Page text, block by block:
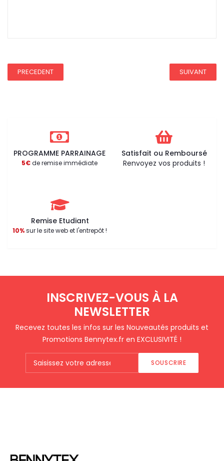
PRECEDENT SUIVANT
PROGRAMME PARRAINAGE
5€de remise immédiate
Satisfait ou Remboursé
Renvoyez vos produits !
Remise Etudiant
10%sur le site web et l'entrepôt !
INSCRIVEZ-VOUS À LA
NEWSLETTER
Recevez toutes les infos sur les Nouveautés produits et
Promotions Bennytex.fr en EXCLUSIVITÉ !
SOUSCRIRE